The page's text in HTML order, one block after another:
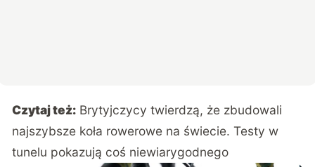
Czytaj też: Brytyjczycy twierdzą, że zbudowali
najszybsze koła rowerowe na świecie. Testy w
tunelu pokazują coś niewiarygodnego